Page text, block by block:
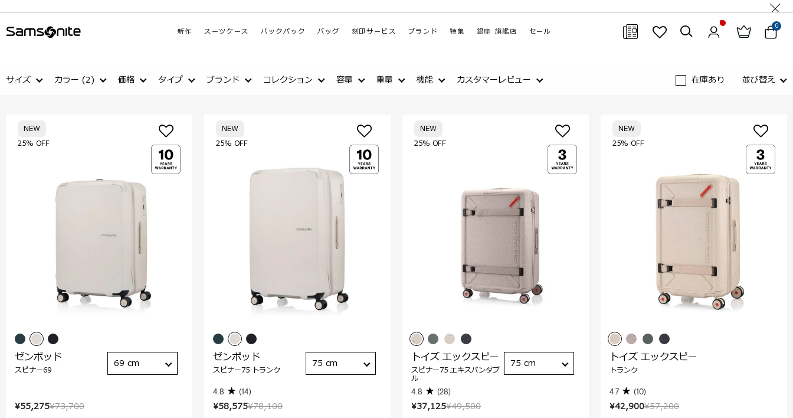
新作 スーツケース バックパック バッグ 刻印サービス ブランド 特集 銀座 旗艦店 セール
0
閉じる
サイズ カラー (2) 価格 タイプ ブランド コレクション 容量 重量 機能 カスタマーレビュー 在庫あり 並び替え
¥73,700
¥55,275
25% OFF
NEW
ゼンポッド
スピナー69
69 cm
¥78,100
¥58,575
25% OFF
NEW
ゼンポッド
スピナー75 トランク
4.8 (14)
75 cm
¥49,500
¥37,125
25% OFF
NEW
トイズ エックスピー
スピナー75 エキスパンダブ
ル
4.8 (28)
75 cm
¥57,200
¥42,900
25% OFF
NEW
トイズ エックスピー
トランク
4.7 (10)